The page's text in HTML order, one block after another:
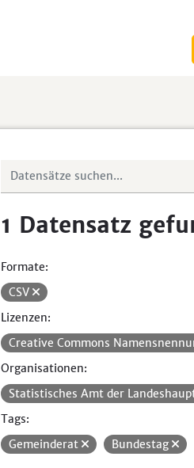
1 Datensatz
Formate:
CSV
Lizenzen:
Creative Commons
Organisationen:
Statistisches Amt der
Tags:
Gemeinderat
Bundestag